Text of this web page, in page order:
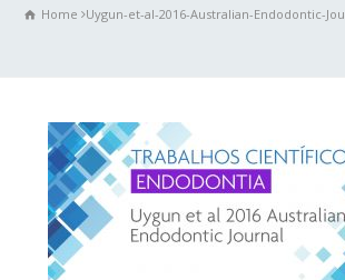
Home Uygun-et-al-2016-Australian-Endodontic-